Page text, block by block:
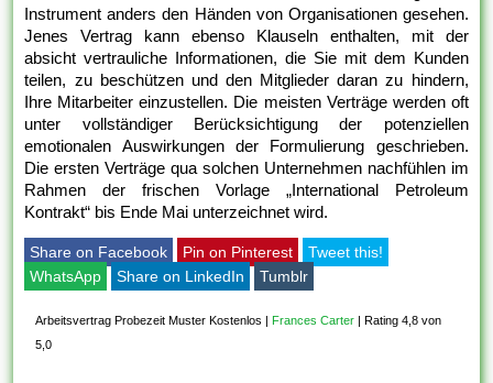
Instrument anders den Händen von Organisationen gesehen.
Jenes Vertrag kann ebenso Klauseln enthalten, mit der
absicht vertrauliche Informationen, die Sie mit dem Kunden
teilen, zu beschützen und den Mitglieder daran zu hindern,
Ihre Mitarbeiter einzustellen. Die meisten Verträge werden oft
unter vollständiger Berücksichtigung der potenziellen
emotionalen Auswirkungen der Formulierung geschrieben.
Die ersten Verträge qua solchen Unternehmen nachfühlen im
Rahmen der frischen Vorlage „International Petroleum
Kontrakt“ bis Ende Mai unterzeichnet wird.
Share on Facebook Pin on Pinterest
Tweet this!
WhatsApp
Share on LinkedIn Tumblr
Arbeitsvertrag Probezeit Muster Kostenlos | Frances Carter |Rating 4,8 von
5,0